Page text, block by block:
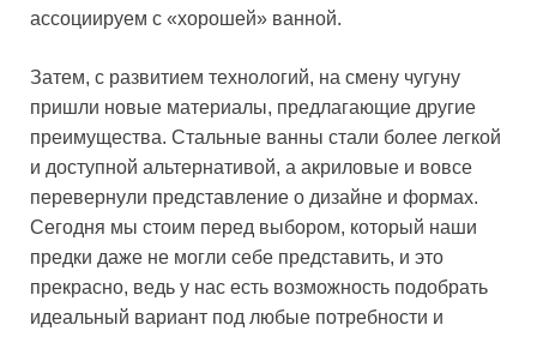
ассоциируем с «хорошей» ванной.
Затем, с развитием технологий, на смену чугуну
пришли новые материалы, предлагающие другие
преимущества. Стальные ванны стали более легкой
и доступной альтернативой, а акриловые и вовсе
перевернули представление о дизайне и формах.
Сегодня мы стоим перед выбором, который наши
предки даже не могли себе представить, и это
прекрасно, ведь у нас есть возможность подобрать
идеальный вариант под любые потребности и